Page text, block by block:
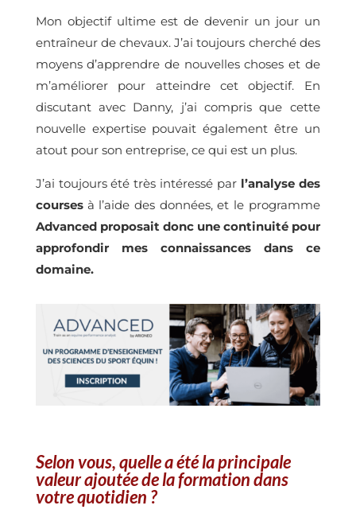
Mon objectif ultime est de devenir un jour un
entraîneur de chevaux. J’ai toujours cherché des
moyens d’apprendre de nouvelles choses et de
m’améliorer pour atteindre cet objectif. En
discutant avec Danny, j’ai compris que cette
nouvelle expertise pouvait également être un
atout pour son entreprise, ce qui est un plus.
J’ai toujours été très intéressé par l’analyse des
courses
à l’aide des données, et le programme
Advancedproposait donc une continuité pour
approfondir mes connaissances dans ce
domaine.
Selon vous, quelle a été la principale
valeur ajoutée de la formation dans
votre quotidien ?